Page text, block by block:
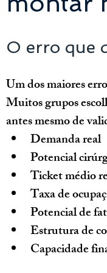
O erro que
Um dos maiores
Muitos grupos
antes mesmo de
Demanda real
Potencial
Ticket médio
Taxa de
Potencial de
Estrutura de
Capacidade